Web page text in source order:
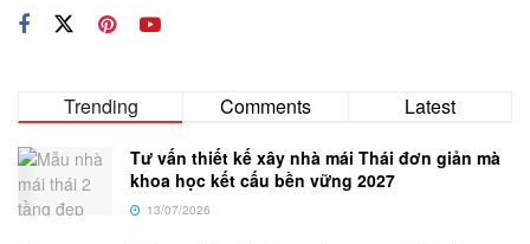
Trending Comments Latest
Tư vấn thiết kế xây nhà mái Thái đơn giản mà
khoa học kết cấu bền vững 2027
13/07/2026